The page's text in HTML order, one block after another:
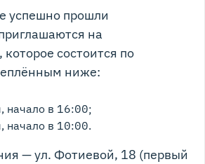
успешно прошли
на
состоится по
ниже:
начало в 16:00;
начало в 10:00.
— ул. Фотиевой, 18 (первый